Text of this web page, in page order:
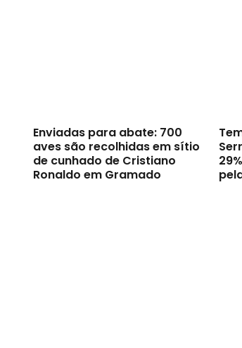
Enviadas para abate: 700
aves são recolhidas em sítio
de cunhado de Cristiano
Ronaldo em Gramado